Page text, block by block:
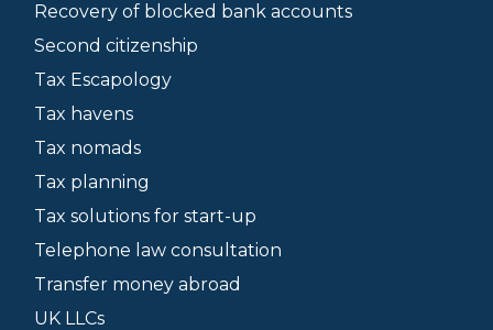
Recovery of blocked bank accounts
Second citizenship
Tax Escapology
Tax havens
Tax nomads
Tax planning
Tax solutions for start-up
Telephone law consultation
Transfer money abroad
UK LLCs